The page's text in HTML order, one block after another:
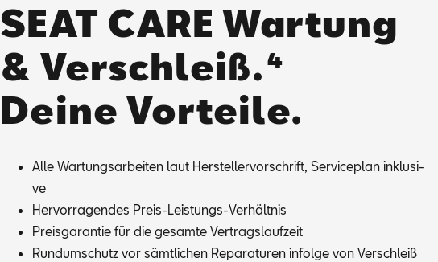
SEAT CARE Wartung
& Verschleiß.⁴
Deine Vorteile.
Alle War­tungs­ar­bei­ten laut Her­stel­ler­vor­schrift, Ser­vice­plan in­klu­si­
ve
Her­vor­ra­gen­des Preis-Leis­tungs-Ver­hält­nis
Preis­ga­ran­tie für die ge­sam­te Ver­trags­lauf­zeit
Rund­um­schutz vor sämt­li­chen Re­pa­ra­tu­ren in­fol­ge von Ver­schleiß